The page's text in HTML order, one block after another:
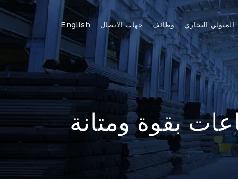
المتولي التجاري وظائف جهات الاتصال English
بقوة ومتانة